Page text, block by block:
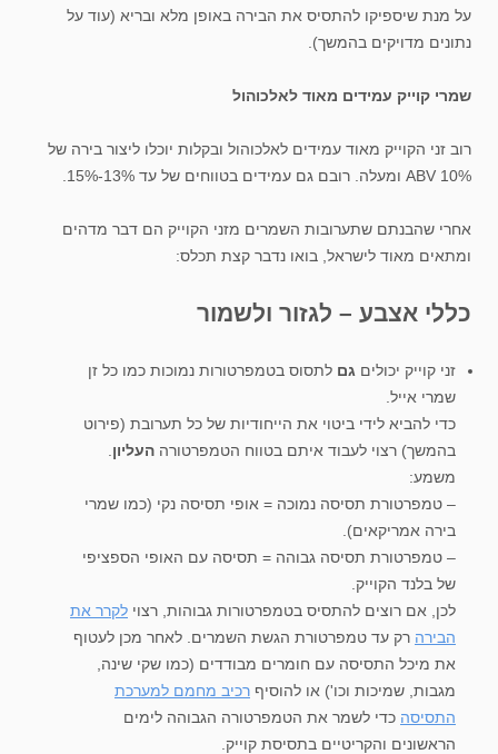
על מנת שיספיקו להתסיס את הבירה באופן מלא ובריא (עוד על
נתונים מדויקים בהמשך).
שמרי קוייק עמידים מאוד לאלכוהול
רוב זני הקוייק מאוד עמידים לאלכוהול ובקלות יוכלו ליצור בירה של
10% ABV ומעלה. רובם גם עמידים בטווחים של עד 13%-15%.
אחרי שהבנתם שתערובות השמרים מזני הקוייק הם דבר מדהים
ומתאים מאוד לישראל, בואו נדבר קצת תכלס:
כללי אצבע – לגזור ולשמור
זני קוייק יכולים גם לתסוס בטמפרטורות נמוכות כמו כל זן
שמרי אייל.
כדי להביא לידי ביטוי את הייחודיות של כל תערובת (פירוט
בהמשך) רצוי לעבוד איתם בטווח הטמפרטורה העליון
משמע:
– טמפרטורת תסיסה נמוכה = אופי תסיסה נקי (כמו שמרי
בירה אמריקאים).
– טמפרטורת תסיסה גבוהה = תסיסה עם האופי הספציפי
של בלנד הקוייק.
לכן, אם רוצים להתסיס בטמפרטורות גבוהות, רצוי לקרר את
הבירה רק עד טמפרטורת הגשת השמרים. לאחר מכן לעטוף
את מיכל התסיסה עם חומרים מבודדים (כמו שקי שינה,
מגבות, שמיכות וכו') או להוסיף רכיב מחמם למערכת
התסיסה כדי לשמר את הטמפרטורה הגבוהה לימים
הראשונים והקריטיים בתסיסת קוייק.